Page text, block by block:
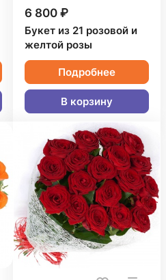
6 800 ₽
Букет из 21 розовой и
желтой розы
Подробнее
В корзину